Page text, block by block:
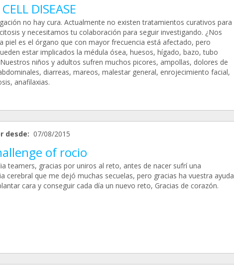
DISEASE
no hay cura. Actualmente no existen tratamientos curativos para
y necesitamos tu colaboración para seguir investigando. ¿Nos
piel es el órgano que con mayor frecuencia está afectado, pero
estar implicados la médula ósea, huesos, hígado, bazo, tubo
niños y adultos sufren muchos picores, ampollas, dolores de
diarreas, mareos, malestar general, enrojecimiento facial,
anafilaxias.
desde: 07/08/2015
of rocio
teamers, gracias por uniros al reto, antes de nacer sufrí una
cerebral que me dejó muchas secuelas, pero gracias ha vuestra ayuda
cara y conseguir cada día un nuevo reto, Gracias de corazón.